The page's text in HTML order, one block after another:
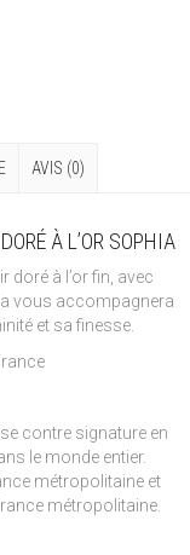
AVIS (0)
À L’OR SOPHIA
doré à l’or fin, avec
vous accompagnera
et sa finesse.
contre signature en
le monde entier.
métropolitaine et
métropolitaine.